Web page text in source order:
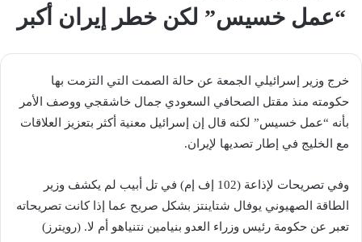
“عمل خسيس” لكن خطر إيران أكبر
خرج وزير إسرائيلي الجمعة عن حالة الصمت التي التزمت بها
حكومته منذ مقتل الصحافي السعودي جمال خاشقجي ووصف الأمر
بأنه “عمل خسيس” لكنه قال إن إسرائيل معنية أكثر بتعزيز العلاقات
مع الخليج في إطار تصديها لإيران.
وفي تصريحات لإذاعة (102 إف إم) في تل أبيب لم يكشف وزير
الطاقة الصهيوني يوفال شتاينتز بشكل صريح عما إذا كانت تصريحاته
تعبر عن حكومة رئيس وزراء العدو بنيامين نتنياهو أم لا. (رويترز)